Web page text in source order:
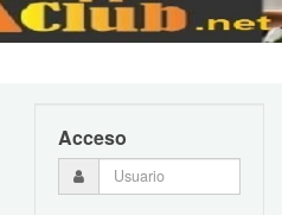
Acceso